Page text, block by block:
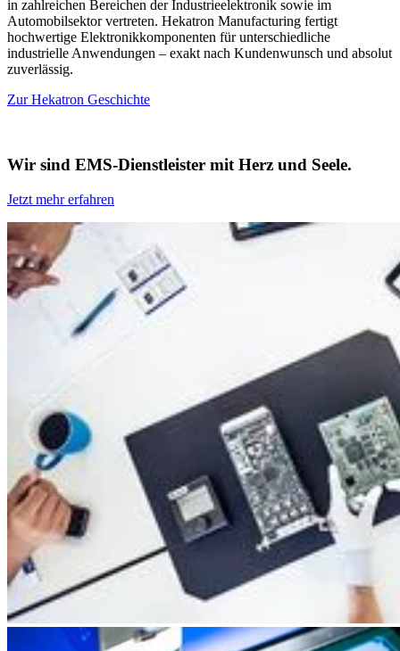
in zahlreichen Bereichen der Industrieelektronik sowie im
Automobilsektor vertreten. Hekatron Manufacturing fertigt
hochwertige Elektronikkomponenten für unterschiedliche
industrielle Anwendungen – exakt nach Kundenwunsch und absolut
zuverlässig.
Zur Hekatron Geschichte
Wir sind EMS-Dienstleister mit Herz und Seele.
Jetzt mehr erfahren